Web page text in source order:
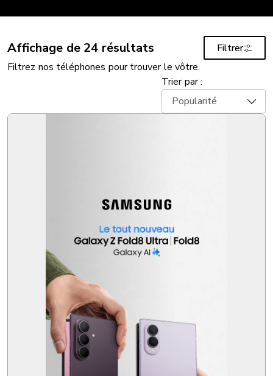
Affichage de 24 résultats
Filtrer
Filtrez nos téléphones pour trouver le vôtre.
Trier par :